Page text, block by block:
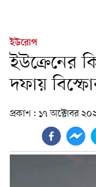
ইউরোপ
ইউক্রেনের
দফায়
প্রকাশ: ১৭ অক্টোবর